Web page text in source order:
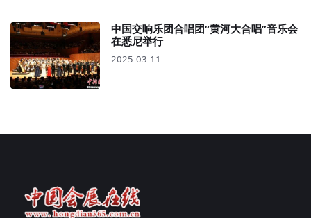
中国交响乐团合唱团“黄河大合唱”音乐会
在悉尼举行
2025-03-11